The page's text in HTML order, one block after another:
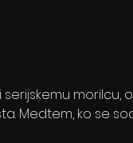
serijskemu
Medtem, ko se